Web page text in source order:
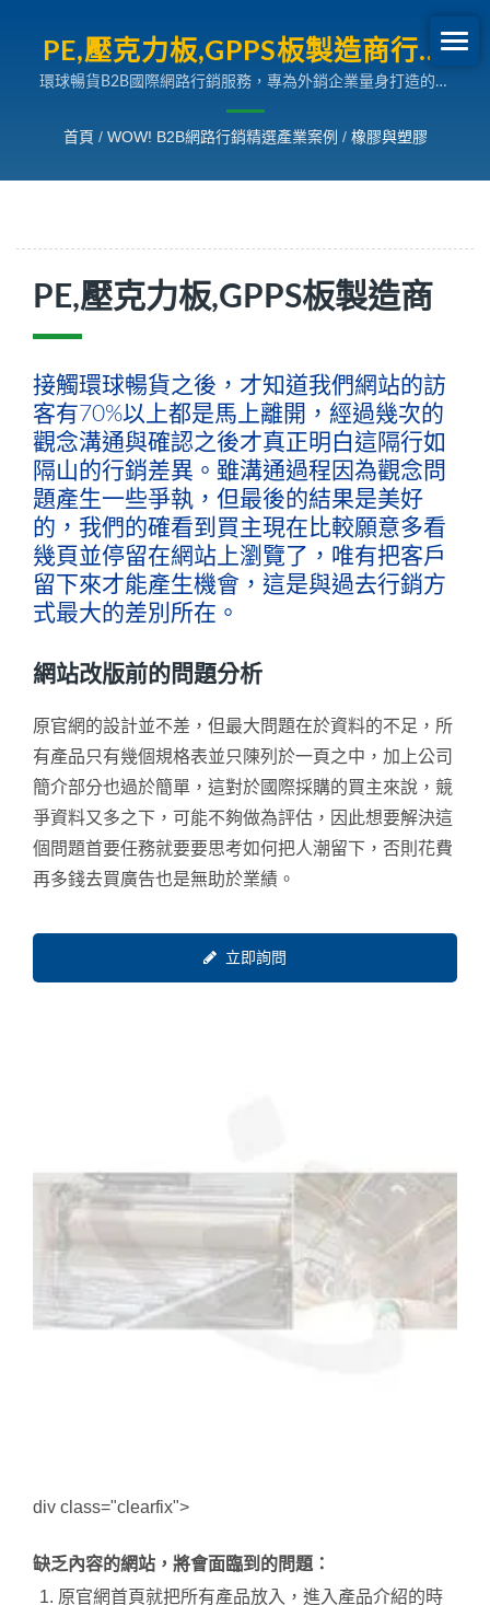
PE,壓克力板,GPPS板製造商行銷
案例 | B2B網路行銷SEO成長案
例
環球暢貨B2B國際網路行銷服務，專為外銷企業量身打造的多
首頁 / WOW! B2B網路行銷精選產業案例 / 橡膠與塑膠
PE,壓克力板,GPPS板製造商
接觸環球暢貨之後，才知道我們網站的訪
客有70%以上都是馬上離開，經過幾次的
觀念溝通與確認之後才真正明白這隔行如
隔山的行銷差異。雖溝通過程因為觀念問
題產生一些爭執，但最後的結果是美好
的，我們的確看到買主現在比較願意多看
幾頁並停留在網站上瀏覽了，唯有把客戶
留下來才能產生機會，這是與過去行銷方
式最大的差別所在。
網站改版前的問題分析
原官網的設計並不差，但最大問題在於資料的不足，所
有產品只有幾個規格表並只陳列於一頁之中，加上公司
簡介部分也過於簡單，這對於國際採購的買主來說，競
爭資料又多之下，可能不夠做為評估，因此想要解決這
個問題首要任務就要要思考如何把人潮留下，否則花費
再多錢去買廣告也是無助於業績。
立即詢問
div class="clearfix">
缺乏內容的網站，將會面臨到的問題：
原官網首頁就把所有產品放入，進入產品介紹的時